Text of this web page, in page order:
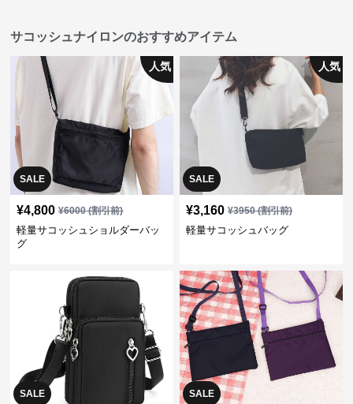
サコッシュナイロンのおすすめアイテム
SALE
人気
¥4,800 ¥6000(割引前)
軽量サコッシュショルダーバッ
グ
SALE
人気
¥3,160 ¥3950(割引前)
軽量サコッシュバッグ
SALE SALE